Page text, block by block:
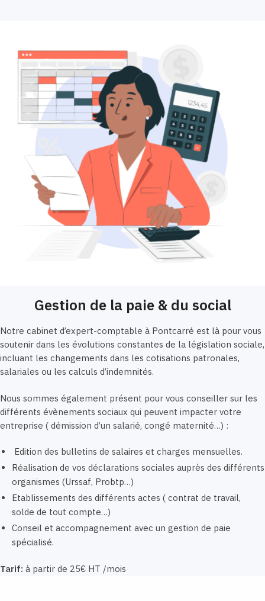
Gestion de la paie & du social
Notre cabinet d’expert-comptable à Pontcarré est là pour vous
soutenir dans les évolutions constantes de la législation sociale,
incluant les changements dans les cotisations patronales,
salariales ou les calculs d’indemnités.
Nous sommes également présent pour vous conseiller sur les
différents évènements sociaux qui peuvent impacter votre
entreprise ( démission d’un salarié, congé maternité…) :
Edition des bulletins de salaires et charges mensuelles.
Réalisation de vos déclarations sociales auprès des différents
organismes (Urssaf, Probtp…)
Etablissements des différents actes ( contrat de travail,
solde de tout compte…)
Conseil et accompagnement avec un gestion de paie
spécialisé.
Tarif: à partir de 25€ HT /mois